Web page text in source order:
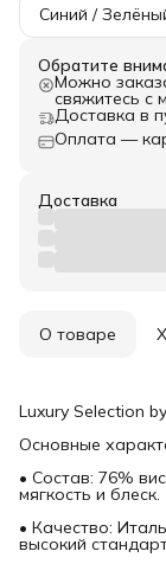
Синий /
Обратите
Можно
свяжитесь с
Доставка в
Оплата —
Доставка
О товаре
Luxury Selection
Основные
• Состав: 76%
мягкость и блеск.
• Качество:
высокий